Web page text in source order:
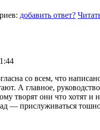
добавить ответ?
со всем, что
А главное,
творят они что хотят и
— прислуживаться